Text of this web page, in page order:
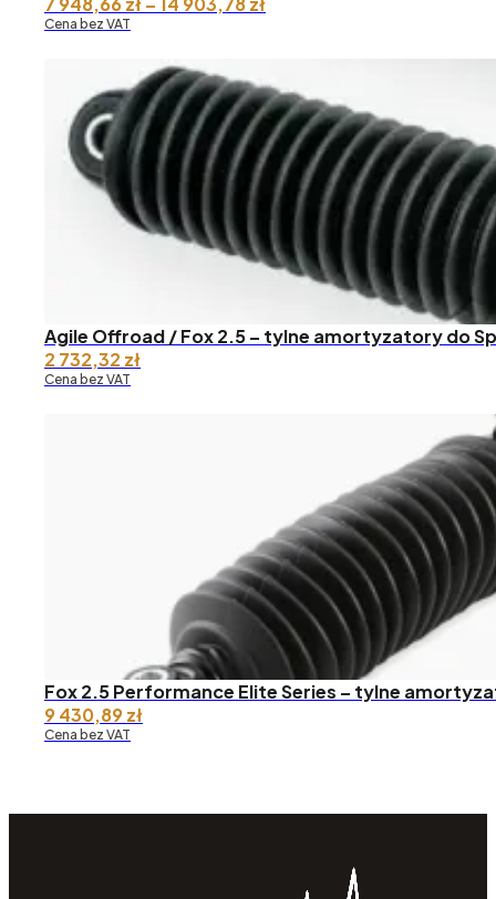
do 14
903,78 zł
Cena bez VAT
Agile Offroad / Fox 2.5 – tylne amortyzatory do
2 732,32 zł
Cena bez VAT
Fox 2.5 Performance Elite Series – tylne
9 430,89zł
Cena bez VAT